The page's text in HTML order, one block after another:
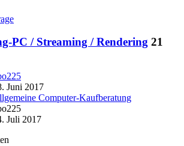
PC / Streaming / Rendering 21
Juni 2017
Computer-Kaufberatung
Juli 2017